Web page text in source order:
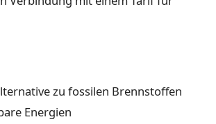
zu fossilen Brennstoffen
Energien